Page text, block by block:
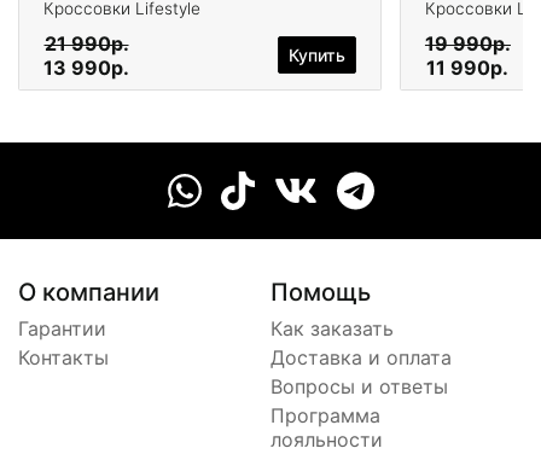
Кроссовки Lifestyle
21 990р.
13 990р.
Купить
Кроссовки
19 990р.
11 990р.
О компании
Гарантии
Контакты
Помощь
Как заказать
Доставка и оплата
Вопросы и ответы
Программа
лояльности